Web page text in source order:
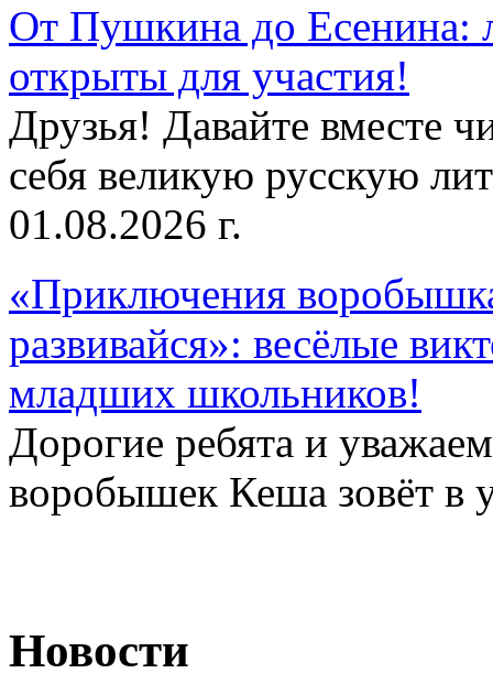
От Пушкина до Есенина:
открыты для участия!
Друзья! Давайте вместе
себя великую русскую
01.08.2026 г.
«Приключения
развивайся»: весёлые
младших школьников!
Дорогие ребята и
воробышек Кеша зовёт в
Новости